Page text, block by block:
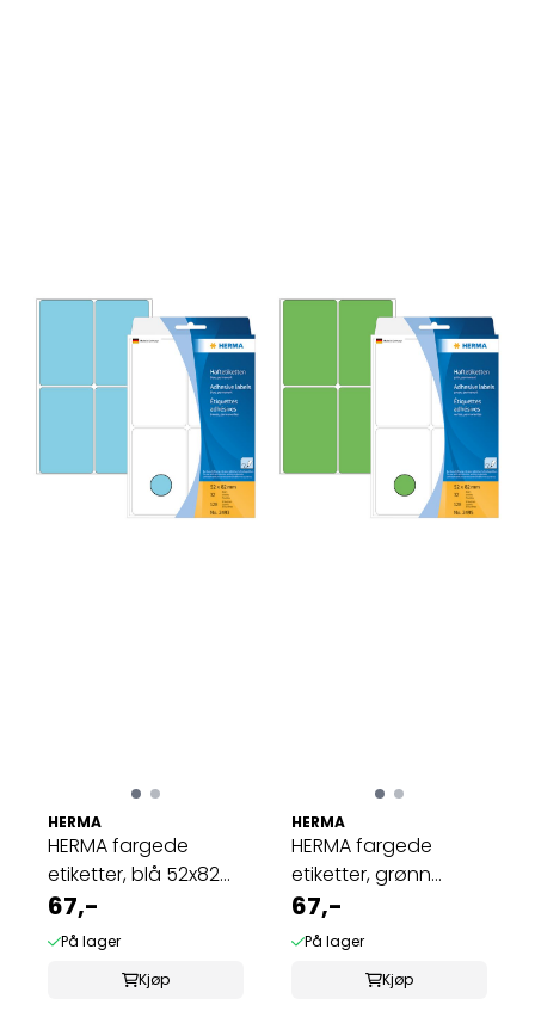
HERMA
HERMA fargede
etiketter, blå 52x82
mm (128 stk)
67,-
På lager
Kjøp
HERMA
HERMA fargede
etiketter, grønn
52x82 mm (128 stk)
67,-
På lager
Kjøp